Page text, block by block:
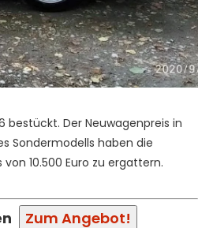
bestückt. Der Neuwagenpreis in
Sondermodells haben die
10.500 Euro zu ergattern.
Zum Angebot!